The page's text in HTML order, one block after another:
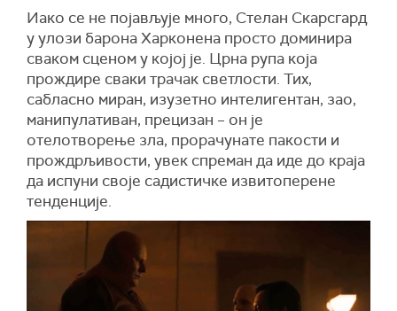
Иако се не појављује много, Стелан Скарсгард
у улози барона Харконена просто доминира
сваком сценом у којој је. Црна рупа која
прождире сваки трачак светлости. Тих,
сабласно миран, изузетно интелигентан, зао,
манипулативан, прецизан – он је
отелотворење зла, прорачунате пакости и
прождрљивости, увек спреман да иде до краја
да испуни своје садистичке извитоперене
тенденције.